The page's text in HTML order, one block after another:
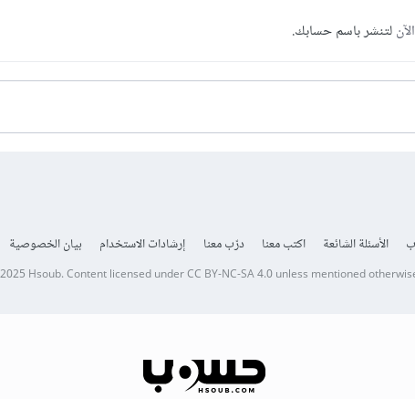
لتنشر باسم حسابك.
الأسئلة الشائعة اكتب معنا درّب معنا إرشادات الاستخدام بيان الخصوصية
Hsoub.Content licensed underCC BY-NC-SA 4.0unless mentioned